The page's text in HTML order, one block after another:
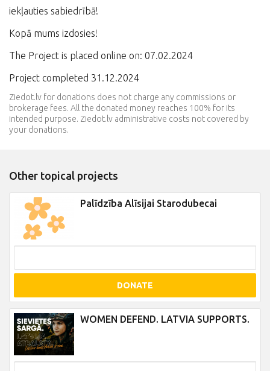
iekļauties sabiedrībā!
Kopā mums izdosies!
The Project is placed online on: 07.02.2024
Project completed 31.12.2024
Ziedot.lv for donations does not charge any commissions or
brokerage fees. All the donated money reaches 100% for its
intended purpose. Ziedot.lv administrative costs not covered by
your donations.
Other topical projects
Palīdzība Alīsijai Starodubecai
DONATE
WOMEN DEFEND. LATVIA SUPPORTS.